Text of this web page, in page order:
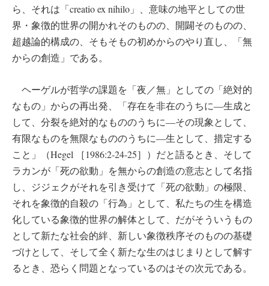
ら、それは「creatio ex nihilo」、意味の地平としての世
界・象徴的世界の開かれそのものの、開闢そのものの、
超越論的構成の、そもそもの初めからのやり直し、「無
からの創造」である。
ヘーゲルが哲学の課題を「夜／無」としての「絶対的
なもの」からの再出発、「存在を非在のうちに―生成と
して、分裂を絶対的なもののうちに―その現象として、
有限なものを無限なもののうちに―生として、措定する
こと」（Hegel ［1986:2-24-25］）だと語るとき、そして
ラカンが「死の欲動」を無からの創造の意志として名指
し、ジジェクがそれを引き受けて「死の欲動」の極限、
それを象徴的自殺の「行為」として、私たちの生を構造
化している象徴的世界の解体として、だがそういうもの
として新たな社会的絆、新しい象徴秩序そのものの基礎
づけとして、そして全く新たな生のはじまりとして解す
るとき、恐らく問題となっているのはその次元である。